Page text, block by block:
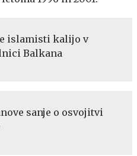
islamisti kalijo v
Balkana
sanje o osvojitvi